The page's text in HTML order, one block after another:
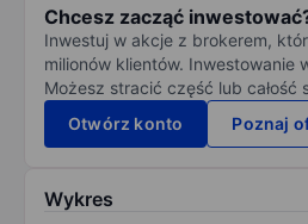
Chcesz zacząć
Inwestuj w akcje z brokerem,
milionów klientów. Inwestowanie
Możesz stracić część lub całość
Otwórz konto
Poznaj
Wykres